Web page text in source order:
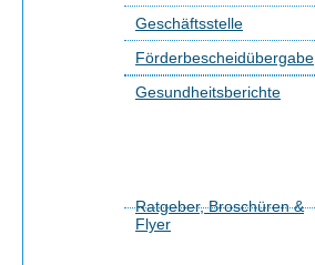
Geschäftsstelle
Förderbescheidübergabe
Gesundheitsberichte
Ratgeber, Broschüren &
Flyer